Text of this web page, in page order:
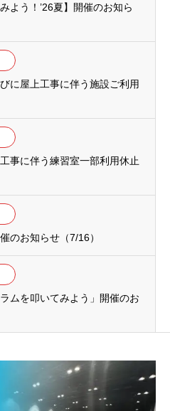
よう！’26夏】開催のお知ら
に屋上工事に伴う施設ご利用
事に伴う練習室一部利用休止
のお知らせ（7/16）
ムを叩いてみよう」開催のお